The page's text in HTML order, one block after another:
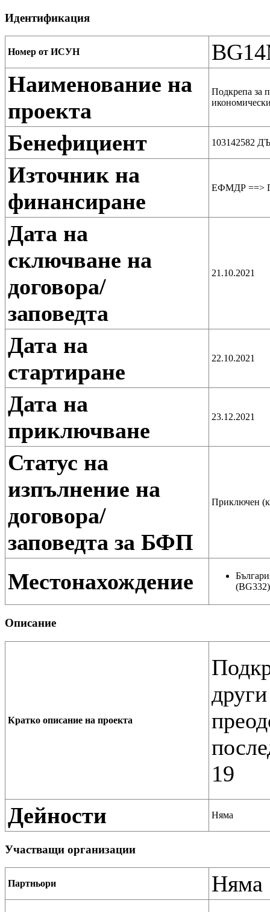
Идентификация
Номер от ИСУН
Наименование на
проекта
Подкрепа за
Бенефициент 103142582
Източник на
финансиране
ЕФМДР ==>
Дата на
сключване на
договора/
заповедта
21.10.2021
Дата на
стартиране
22.10.2021
Дата на
приключване
23.12.2021
Статус на
изпълнение на
договора/
заповедта за БФП
Приключен
Местонахождение
Описание
Кратко описание на проекта
19
Дейности
Няма
Участващи организации
Партньори
Няма